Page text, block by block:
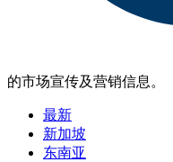
的市场宣传及营销信息。
最新
新加坡
东南亚